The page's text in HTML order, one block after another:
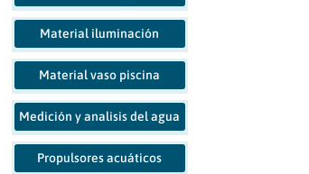
Material iluminación
Material vaso piscina
Medición y analisis del agua
Propulsores acuáticos